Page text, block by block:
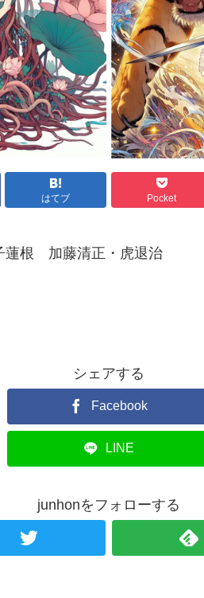
はてブ Pocket
根 加藤清正・虎退治
シェアする
Facebook
LINE
junhonをフォローする